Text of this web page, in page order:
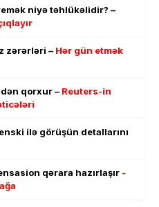
niyə təhlükəlidir? –
zərərləri – Hər gün etmək
qorxur – Reuters-in
ilə görüşün detallarını
qərara hazırlaşır -